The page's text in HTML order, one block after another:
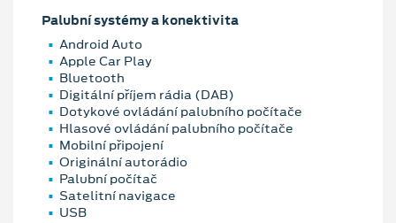
Palubní systémy a konektivita
Android Auto
Apple Car Play
Bluetooth
Digitální příjem rádia (DAB)
Dotykové ovládání palubního počítače
Hlasové ovládání palubního počítače
Mobilní připojení
Originální autorádio
Palubní počítač
Satelitní navigace
USB